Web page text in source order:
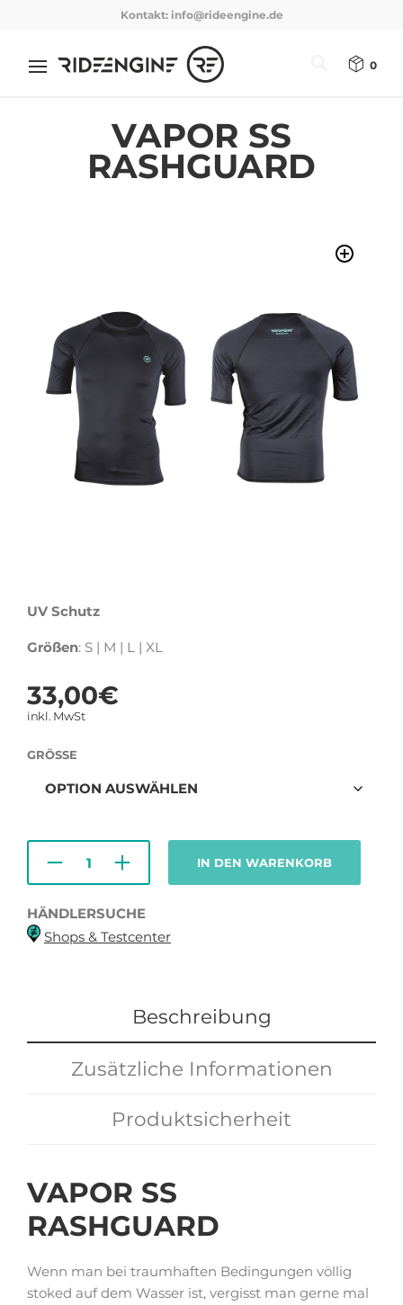
Kontakt: info@rideengine.de
0
VAPOR SS
RASHGUARD
UV Schutz
Größen: S | M | L | XL
33,00€
inkl. MwSt
GRÖSSE
IN DEN WARENKORB
HÄNDLERSUCHE
Shops & Testcenter
Beschreibung
Zusätzliche Informationen
Produktsicherheit
VAPOR SS
RASHGUARD
Wenn man bei traumhaften Bedingungen völlig
stoked auf dem Wasser ist, vergisst man gerne mal